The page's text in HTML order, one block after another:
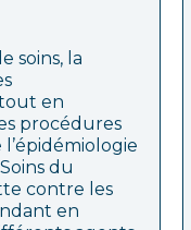
soins, la
en
procédures
l’épidémiologie
du
contre les
en